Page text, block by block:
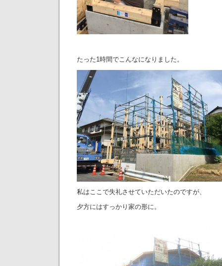
たった1時間でこんなになりました。
私はここで失礼させていただいたのですが、
夕方にはすっかり家の形に。